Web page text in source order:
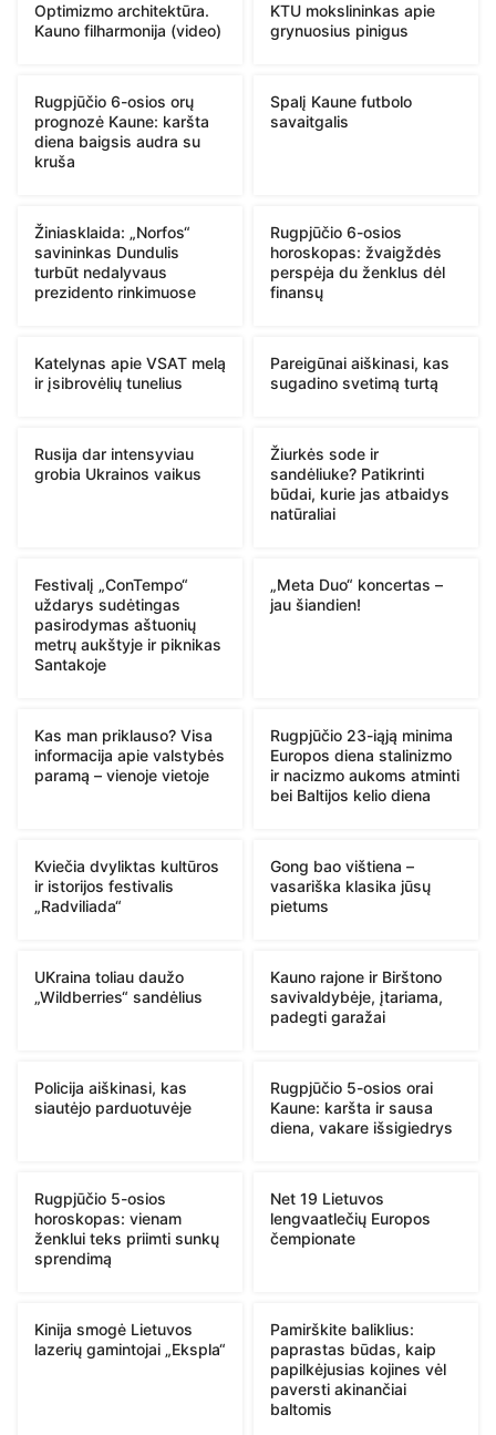
Optimizmo architektūra.
Kauno filharmonija (video)
KTU mokslininkas apie
grynuosius pinigus
Rugpjūčio 6-osios orų
prognozė Kaune: karšta
diena baigsis audra su
kruša
Spalį Kaune futbolo
savaitgalis
Žiniasklaida: „Norfos“
savininkas Dundulis
turbūt nedalyvaus
prezidento rinkimuose
Rugpjūčio 6-osios
horoskopas: žvaigždės
perspėja du ženklus dėl
finansų
Katelynas apie VSAT melą
ir įsibrovėlių tunelius
Pareigūnai aiškinasi, kas
sugadino svetimą turtą
Rusija dar intensyviau
grobia Ukrainos vaikus
Žiurkės sode ir
sandėliuke? Patikrinti
būdai, kurie jas atbaidys
natūraliai
Festivalį „ConTempo“
uždarys sudėtingas
pasirodymas aštuonių
metrų aukštyje ir piknikas
Santakoje
„Meta Duo“ koncertas –
jau šiandien!
Kas man priklauso? Visa
informacija apie valstybės
paramą – vienoje vietoje
Rugpjūčio 23-iąją minima
Europos diena stalinizmo
ir nacizmo aukoms atminti
bei Baltijos kelio diena
Kviečia dvyliktas kultūros
ir istorijos festivalis
„Radviliada“
Gong bao vištiena –
vasariška klasika jūsų
pietums
UKraina toliau daužo
„Wildberries“ sandėlius
Kauno rajone ir Birštono
savivaldybėje, įtariama,
padegti garažai
Policija aiškinasi, kas
siautėjo parduotuvėje
Rugpjūčio 5-osios orai
Kaune: karšta ir sausa
diena, vakare išsigiedrys
Rugpjūčio 5-osios
horoskopas: vienam
ženklui teks priimti sunkų
sprendimą
Net 19 Lietuvos
lengvaatlečių Europos
čempionate
Kinija smogė Lietuvos
lazerių gamintojai „Ekspla“
Pamirškite baliklius:
paprastas būdas, kaip
papilkėjusias kojines vėl
paversti akinančiai
baltomis